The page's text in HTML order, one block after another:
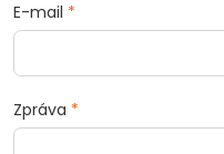
E-mail *
Zpráva *